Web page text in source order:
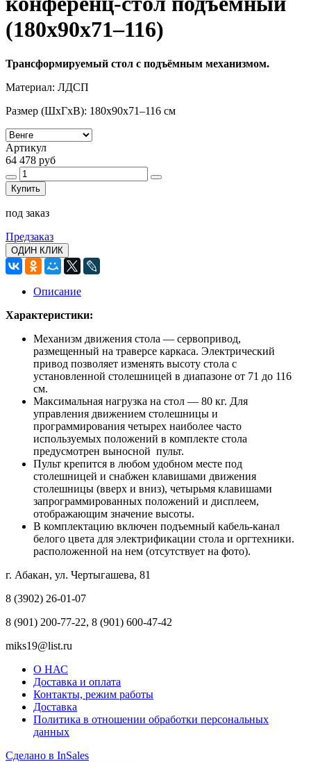
(180х90х71–116)
Трансформируемый стол с подъёмным механизмом.
Материал: ЛДСП
Размер (ШхГхВ): 180х90х71–116 см
Артикул
64 478 руб
Купить
под заказ
Предзаказ
ОДИН КЛИК
Описание
Характеристики:
Механизм движения стола — сервопривод,
размещенный на траверсе каркаса. Электрический
привод позволяет изменять высоту стола с
установленной столешницей в диапазоне от 71 до 116
см.
Максимальная нагрузка на стол — 80 кг. Для
управления движением столешницы и
программирования четырех наиболее часто
используемых положений в комплекте стола
предусмотрен выносной пульт.
Пульт крепится в любом удобном месте под
столешницей и снабжен клавишами движения
столешницы (вверх и вниз), четырьмя клавишами
запрограммированных положений и дисплеем,
отображающим значение высоты.
В комплектацию включен подъемный кабель-канал
белого цвета для электрификации стола и оргтехники.
расположенной на нем (отсутствует на фото).
г. Абакан, ул. Чертыгашева, 81
8 (3902) 26-01-07
8 (901) 200-77-22, 8 (901) 600-47-42
miks19@list.ru
О НАС
Доставка и оплата
Контакты, режим работы
Доставка
Политика в отношении обработки персональных
данных
Сделано в InSales